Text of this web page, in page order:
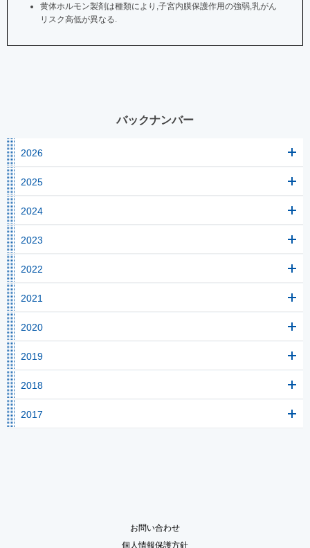
黄体ホルモン製剤は種類により,子宮内膜保護作用の強弱,乳がん
リスク高低が異なる.
バックナンバー
2026
2025
2024
2023
2022
2021
2020
2019
2018
2017
お問い合わせ
個人情報保護方針